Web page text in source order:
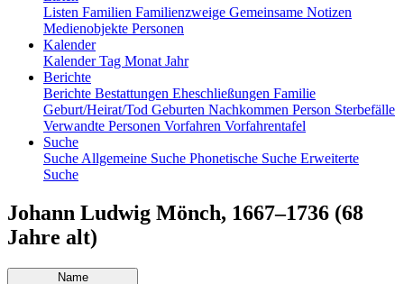
Listen Familien Familienzweige Gemeinsame Notizen
Medienobjekte Personen
Kalender
KalenderTag Monat Jahr
Berichte
Berichte Bestattungen Eheschließungen Familie
Geburt/Heirat/Tod Geburten Nachkommen Person Sterbefälle
Verwandte Personen Vorfahren Vorfahrentafel
Suche
Suche Allgemeine Suche Phonetische Suche Erweiterte
Suche
Johann Ludwig Mönch, 1667–1736 (68
Jahre alt)
Name